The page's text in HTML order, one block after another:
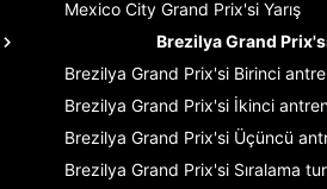
Mexico City Grand Prix'si Yarış
Brezilya Grand
Brezilya Grand Prix'si Birinci
Brezilya Grand Prix'si İkinci
Brezilya Grand Prix'si Üçüncü
Brezilya Grand Prix'si Sıralama